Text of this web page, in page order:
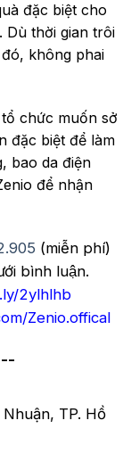
đặc biệt cho
Dù thời gian trôi
không phai
chức muốn sở
đặc biệt để làm
bao da điện
để nhận
(miễn phí)
bình luận.
2ylhlhb
Zenio.offical
TP. Hồ